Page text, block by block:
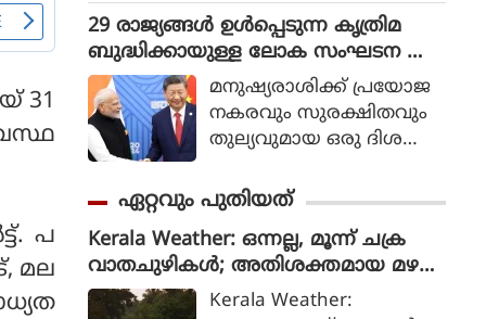
31
പ
മല
രും.
29 രാജ്യങ്ങള്‍ ഉള്‍പ്പെടുന്ന കൃത്രിമ
ബുദ്ധിക്കായുള്ള ലോക സംഘടന ആ
രംഭിച്ച് ചൈന; ഇന്ത്യ ഇല്ലമനുഷ്യരാശിക്ക് പ്രയോജ
നകരവും സുരക്ഷിതവും
തുല്യവുമായ ഒരു ദിശ
വികസിക്കുന്നുവെന്ന് ഉറ
പ്പാക്കുക എന്ന പ്രഖ്യാപിത
ലക്ഷ്യത്തോടെയാണ് ഇ
തിന്റെ ആരംഭം. ചടങ്ങില്‍
യുഎന്‍ സെക്രട്ടറി ജനറല്‍
ഏറ്റവും പുതിയത്
Kerala Weather: ഒന്നല്ല, മൂന്ന് ചക്ര
വാതചുഴികൾ; അതിശക്തമായ മഴ
യ്ക്ക് സാധ്യതKerala Weather: